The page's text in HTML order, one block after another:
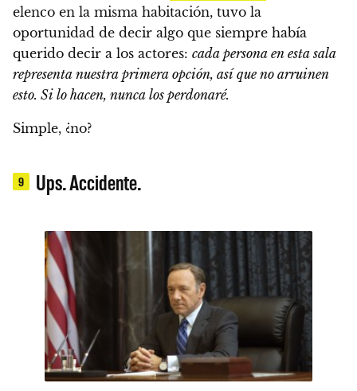
elenco en la misma habitación, tuvo la
oportunidad de decir algo que siempre había
querido decir a los actores: cada persona en esta sala
representa nuestra primera opción, así que no arruinen
esto. Si lo hacen, nunca los perdonaré.
Simple, ¿no?
9 Ups. Accidente.